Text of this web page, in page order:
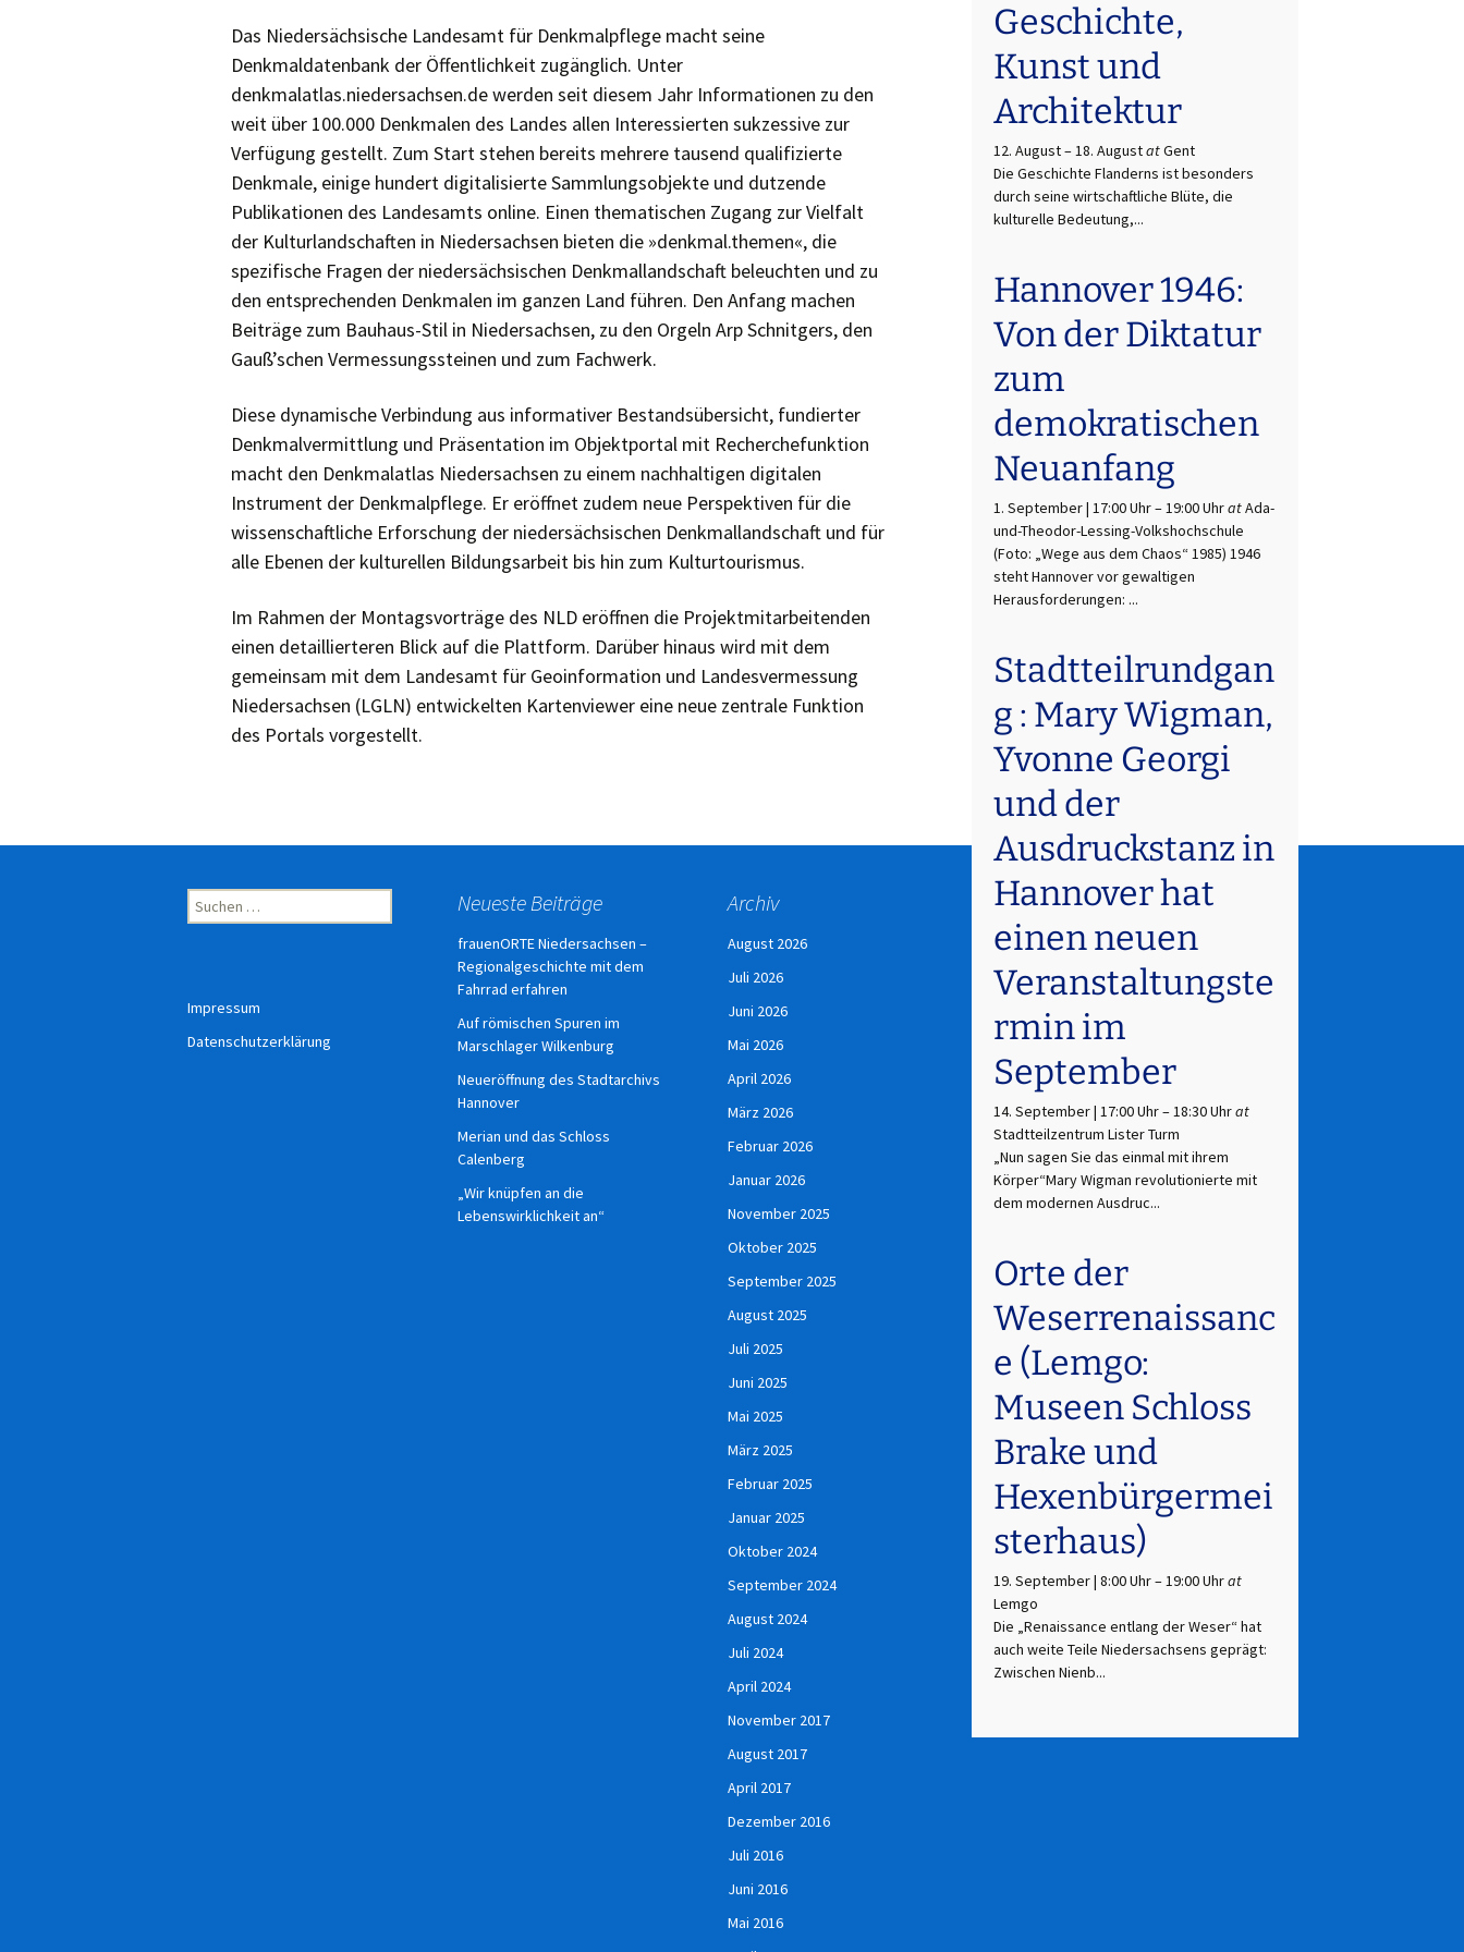
StadtArchivVerein
Garbsen
Ethnologische
Gesellschaft Hannover
Das Niedersächsische Landesamt für Denkmalpflege macht seine
Denkmaldatenbank der Öffentlichkeit zugänglich. Unter
denkmalatlas.niedersachsen.de werden seit diesem Jahr Informationen zu den
weit über 100.000 Denkmalen des Landes allen Interessierten sukzessive zur
Verfügung gestellt. Zum Start stehen bereits mehrere tausend qualifizierte
Denkmale, einige hundert digitalisierte Sammlungsobjekte und dutzende
Publikationen des Landesamts online. Einen thematischen Zugang zur Vielfalt
der Kulturlandschaften in Niedersachsen bieten die »denkmal.themen«, die
spezifische Fragen der niedersächsischen Denkmallandschaft beleuchten und zu
den entsprechenden Denkmalen im ganzen Land führen. Den Anfang machen
Beiträge zum Bauhaus-Stil in Niedersachsen, zu den Orgeln Arp Schnitgers, den
Gauß’schen Vermessungssteinen und zum Fachwerk.
Diese dynamische Verbindung aus informativer Bestandsübersicht, fundierter
Denkmalvermittlung und Präsentation im Objektportal mit Recherchefunktion
macht den Denkmalatlas Niedersachsen zu einem nachhaltigen digitalen
Instrument der Denkmalpflege. Er eröffnet zudem neue Perspektiven für die
wissenschaftliche Erforschung der niedersächsischen Denkmallandschaft und für
alle Ebenen der kulturellen Bildungsarbeit bis hin zum Kulturtourismus.
Im Rahmen der Montagsvorträge des NLD eröffnen die Projektmitarbeitenden
einen detaillierteren Blick auf die Plattform. Darüber hinaus wird mit dem
gemeinsam mit dem Landesamt für Geoinformation und Landesvermessung
Niedersachsen (LGLN) entwickelten Kartenviewer eine neue zentrale Funktion
des Portals vorgestellt.
Geschichte,
Kunst und
Architektur
12. August–18. AugustatGent
Die Geschichte Flanderns ist besonders
durch seine wirtschaftliche Blüte, die
kulturelle Bedeutung,...
Hannover 1946:
Von der Diktatur
zum
demokratischen
Neuanfang
1. September | 17:00 Uhr–19:00 UhratAda-
und-Theodor-Lessing-Volkshochschule
(Foto: „Wege aus dem Chaos“ 1985) 1946
steht Hannover vor gewaltigen
Herausforderungen: ...
Stadtteilrundgan
g : Mary Wigman,
Yvonne Georgi
und der
Ausdruckstanz in
Hannover hat
einen neuen
Veranstaltungste
rmin im
September
14. September | 17:00 Uhr–18:30 Uhrat
Stadtteilzentrum Lister Turm
„Nun sagen Sie das einmal mit ihrem
Körper“Mary Wigman revolutionierte mit
dem modernen Ausdruc...
Orte der
Weserrenaissanc
e (Lemgo:
Museen Schloss
Brake und
Hexenbürgermei
sterhaus)
19. September | 8:00 Uhr–19:00 Uhrat
Lemgo
Die „Renaissance entlang der Weser“ hat
auch weite Teile Niedersachsens geprägt:
Zwischen Nienb...
Suchen
nach:
Neueste Beiträge
frauenORTE Niedersachsen –
Regionalgeschichte mit dem
Fahrrad erfahren
Auf römischen Spuren im
Marschlager Wilkenburg
Neueröffnung des Stadtarchivs
Hannover
Merian und das Schloss
Calenberg
„Wir knüpfen an die
Lebenswirklichkeit an“
Archiv
August 2026
Juli 2026
Juni 2026
Mai 2026
April 2026
März 2026
Februar 2026
Januar 2026
November 2025
Oktober 2025
September 2025
August 2025
Juli 2025
Juni 2025
Mai 2025
März 2025
Februar 2025
Januar 2025
Oktober 2024
September 2024
August 2024
Juli 2024
April 2024
November 2017
August 2017
April 2017
Dezember 2016
Juli 2016
Juni 2016
Mai 2016
Impressum
Datenschutzerklärung